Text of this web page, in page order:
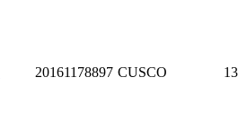
20161178897 CUSCO